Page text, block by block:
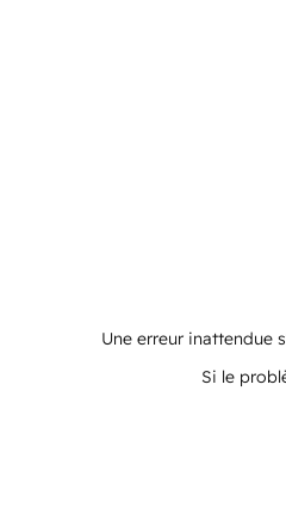
Une erreur inattendue
Si le